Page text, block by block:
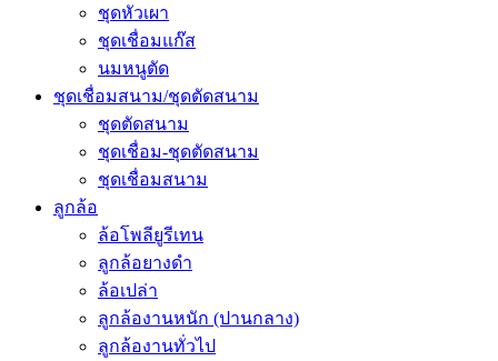
ชุดหัวเผา
ชุดเชื่อมแก๊ส
นมหนูตัด
ชุดเชื่อมสนาม/ชุดตัดสนาม
ชุดตัดสนาม
ชุดเชื่อม-ชุดตัดสนาม
ชุดเชื่อมสนาม
ลูกล้อ
ล้อโพลียูรีเทน
ลูกล้อยางดำ
ล้อเปล่า
ลูกล้องานหนัก (ปานกลาง)
ลูกล้องานทั่วไป